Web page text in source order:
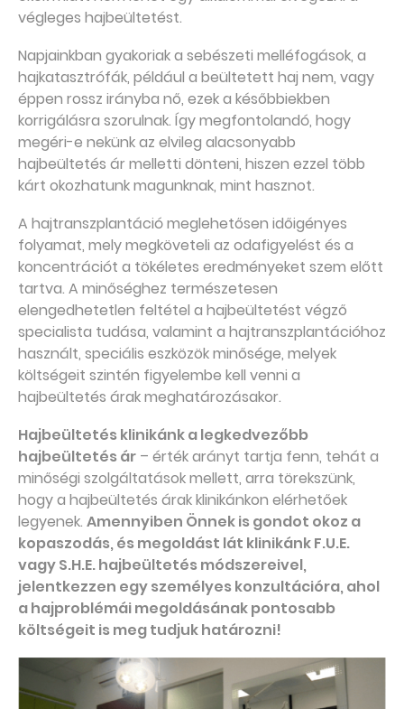
végleges hajbeültetést.
Napjainkban gyakoriak a sebészeti melléfogások, a
hajkatasztrófák, például a beültetett haj nem, vagy
éppen rossz irányba nő, ezek a későbbiekben
korrigálásra szorulnak. Így megfontolandó, hogy
megéri-e nekünk az elvileg alacsonyabb
hajbeültetés ár melletti dönteni, hiszen ezzel több
kárt okozhatunk magunknak, mint hasznot.
A hajtranszplantáció meglehetősen időigényes
folyamat, mely megköveteli az odafigyelést és a
koncentrációt a tökéletes eredményeket szem előtt
tartva. A minőséghez természetesen
elengedhetetlen feltétel a hajbeültetést végző
specialista tudása, valamint a hajtranszplantációhoz
használt, speciális eszközök minősége, melyek
költségeit szintén figyelembe kell venni a
hajbeültetés árak meghatározásakor.
Hajbeültetés klinikánk a legkedvezőbb
hajbeültetés ár – érték arányt tartja fenn, tehát a
minőségi szolgáltatások mellett, arra törekszünk,
hogy a hajbeültetés árak klinikánkon elérhetőek
legyenek. Amennyiben Önnek is gondot okoz a
kopaszodás, és megoldást lát klinikánk F.U.E.
vagy S.H.E. hajbeültetés módszereivel,
jelentkezzen egy személyes konzultációra, ahol
a hajproblémái megoldásának pontosabb
költségeit is meg tudjuk határozni!